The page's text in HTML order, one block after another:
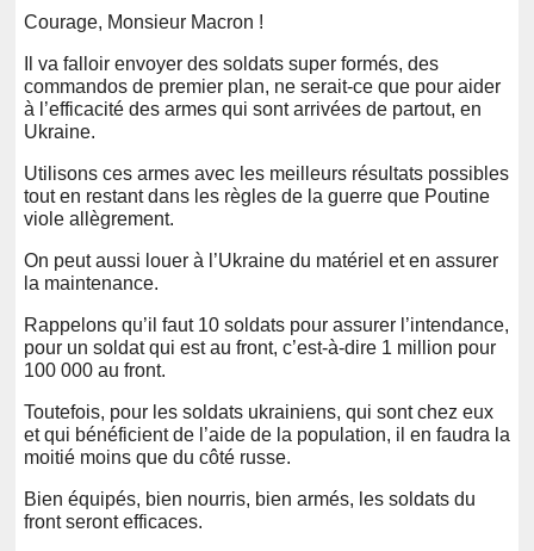
Courage, Monsieur Macron !
Il va falloir envoyer des soldats super formés, des
commandos de premier plan, ne serait-ce que pour aider
à l’efficacité des armes qui sont arrivées de partout, en
Ukraine.
Utilisons ces armes avec les meilleurs résultats possibles
tout en restant dans les règles de la guerre que Poutine
viole allègrement.
On peut aussi louer à l’Ukraine du matériel et en assurer
la maintenance.
Rappelons qu’il faut 10 soldats pour assurer l’intendance,
pour un soldat qui est au front, c’est-à-dire 1 million pour
100 000 au front.
Toutefois, pour les soldats ukrainiens, qui sont chez eux
et qui bénéficient de l’aide de la population, il en faudra la
moitié moins que du côté russe.
Bien équipés, bien nourris, bien armés, les soldats du
front seront efficaces.